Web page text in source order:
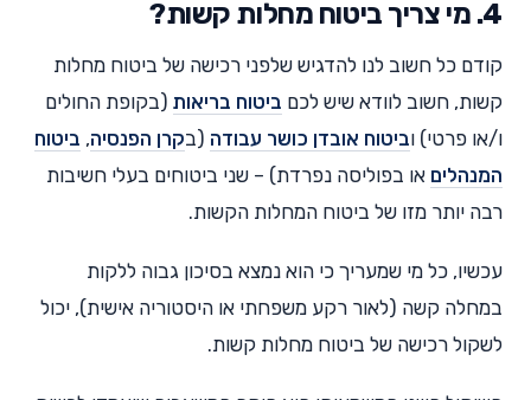
4. מי צריך ביטוח מחלות קשות?
קודם כל חשוב לנו להדגיש שלפני רכישה של ביטוח מחלות
קשות, חשוב לוודא שיש לכם ביטוח בריאות (בקופת החולים
ו/או פרטי) וביטוח אובדן כושר עבודה (בקרן הפנסיה, ביטוח
המנהלים או בפוליסה נפרדת) – שני ביטוחים בעלי חשיבות
רבה יותר מזו של ביטוח המחלות הקשות.
עכשיו, כל מי שמעריך כי הוא נמצא בסיכון גבוה ללקות
במחלה קשה (לאור רקע משפחתי או היסטוריה אישית), יכול
לשקול רכישה של ביטוח מחלות קשות.